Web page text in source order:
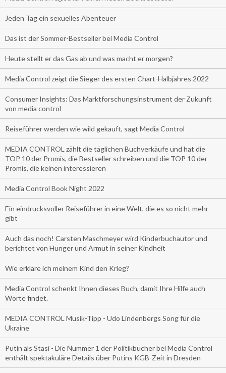
Jeden Tag ein sexuelles Abenteuer
Das ist der Sommer-Bestseller bei Media Control
Heute stellt er das Gas ab und was macht er morgen?
Media Control zeigt die Sieger des ersten Chart-Halbjahres 2022
Consumer Insights: Das Marktforschungsinstrument der Zukunft
von media control
Reiseführer werden wie wild gekauft, sagt Media Control
MEDIA CONTROL zählt die täglichen Buchverkäufe und hat die
TOP 10 der Promis, die Bestseller schreiben und die TOP 10 der
Promis, die keinen interessieren
Media Control Book Night 2022
Ein eindrucksvoller Reiseführer in eine Welt, die es so nicht mehr
gibt
Auch das noch! Carsten Maschmeyer wird Kinderbuchautor und
berichtet von Hunger und Armut in seiner Kindheit
Wie erkläre ich meinem Kind den Krieg?
Media Control schenkt Ihnen dieses Buch, damit Ihre Hilfe auch
Worte findet.
MEDIA CONTROL Musik-Tipp - Udo Lindenbergs Song für die
Ukraine
Putin als Stasi - Die Nummer 1 der Politikbücher bei Media Control
enthält spektakuläre Details über Putins KGB-Zeit in Dresden